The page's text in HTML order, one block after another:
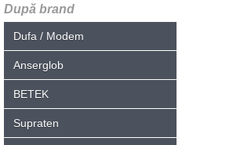
După brand
Dufa / Modem
Anserglob
BETEK
Supraten